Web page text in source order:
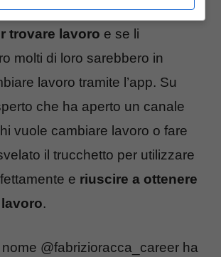
non conosconoi segreti di
trovare lavoro e se li
molti di loro sarebbero in
lavoro tramite l’app. Su
che ha aperto un canale
vuole cambiare lavoro o fare
il trucchetto per utilizzare
e riuscire a ottenere
.
nome @fabrizioracca_career ha